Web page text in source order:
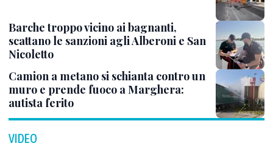
Barche troppo vicino ai bagnanti,
scattano le sanzioni agli Alberoni e San
Nicoletto
Camion a metano si schianta contro un
muro e prende fuoco a Marghera:
autista ferito
VIDEO